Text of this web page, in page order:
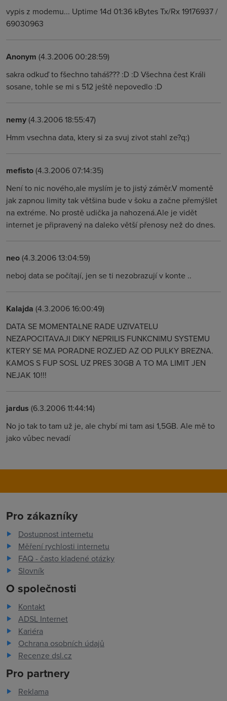
vypis z modemu... Uptime 14d 01:36 kBytes Tx/Rx 19176937 /
69030963
Anonym (4.3.2006 00:28:59)
sakra odkuď to fšechno taháš??? :D :D Všechna čest Králi
sosane, tohle se mi s 512 ještě nepovedlo :D
nemy(4.3.2006 18:55:47)
Hmm vsechna data, ktery si za svuj zivot stahl ze?q:)
mefisto(4.3.2006 07:14:35)
Není to nic nového,ale myslím je to jistý záměr.V momentě
jak zapnou limity tak většina bude v šoku a začne přemýšlet
na extréme. No prostě udička ja nahozená.Ale je vidět
internet je připravený na daleko větší přenosy než do dnes.
neo(4.3.2006 13:04:59)
neboj data se počítají, jen se ti nezobrazují v konte ..
Kalajda (4.3.2006 16:00:49)
DATA SE MOMENTALNE RADE UZIVATELU
NEZAPOCITAVAJI DIKY NEPRILIS FUNKCNIMU SYSTEMU
KTERY SE MA PORADNE ROZJED AZ OD PULKY BREZNA.
KAMOS S FUP SOSL UZ PRES 30GB A TO MA LIMIT JEN
NEJAK 10!!!
jardus (6.3.2006 11:44:14)
No jo tak to tam už je, ale chybí mi tam asi 1,5GB. Ale mě to
jako vůbec nevadí
Pro zákazníky
Dostupnost internetu
Měření rychlosti internetu
FAQ - často kladené otázky
Slovník
O společnosti
Kontakt
ADSL Internet
Kariéra
Ochrana osobních údajů
Recenze dsl.cz
Pro partnery
Reklama